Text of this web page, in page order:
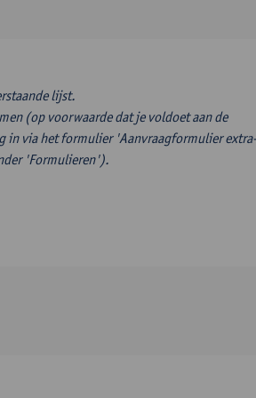
lijst.
(op voorwaarde dat je voldoet aan de
in via het formulier 'Aanvraagformulier
'Formulieren').